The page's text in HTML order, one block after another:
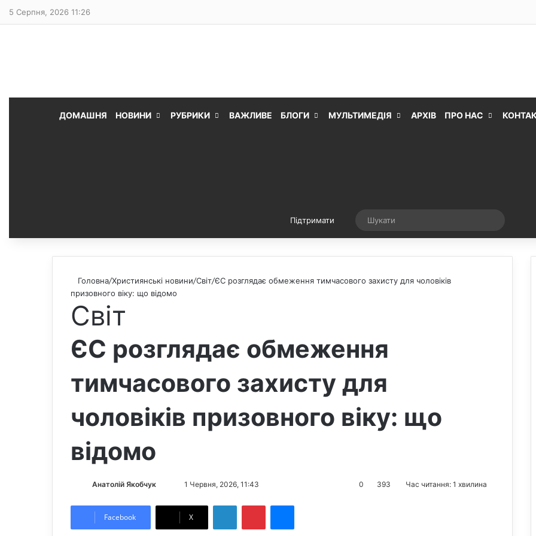
5 Серпня, 2026 11:26
ДОМАШНЯ НОВИНИ РУБРИКИ ВАЖЛИВЕ БЛОГИ МУЛЬТИМЕДІЯ АРХІВ ПРО НАС
Підтримати Випадкова стаття
Головна/Християнські новини/Світ/ЄС розглядає обмеження тимчасового захисту для чоловіків
призовного віку: що відомо
Світ
ЄС розглядає обмеження
тимчасового захисту для
чоловіків призовного віку: що
відомо
Анатолій Якобчук
l d
1 Червня, 2026, 11:43 0 393 Час читання: 1 хвилина
Facebook X